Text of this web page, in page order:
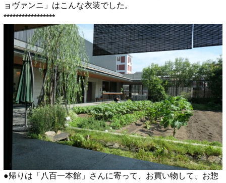
ョヴァンニ」はこんな衣装でした。
*****************
●帰りは「八百一本館」さんに寄って、お買い物して、お惣